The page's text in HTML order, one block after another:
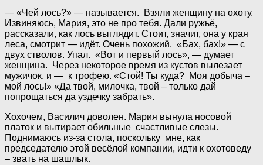
— «Чей лось?» — называется. Взяли женщину на охоту.
Извиняюсь, Мария, это не про тебя. Дали ружьё,
рассказали, как лось выглядит. Стоит, значит, она у края
леса, смотрит — идёт. Очень похожий. «Бах, бах!» — с
двух стволов. Упал. «Вот и первый лось», — думает
женщина. Через некоторое время из кустов вылезает
мужичок, и — к трофею. «Стой! Ты куда? Моя добыча –
мой лось!» «Да твой, милочка, твой – только дай
попрощаться да уздечку забрать».
Хохочем, Василич доволен. Мария вынула носовой
платок и вытирает обильные счастливые слезы.
Поднимаюсь из-за стола, поскольку мне, как
председателю этой весёлой компании, идти к охотоведу
– звать на шашлык.